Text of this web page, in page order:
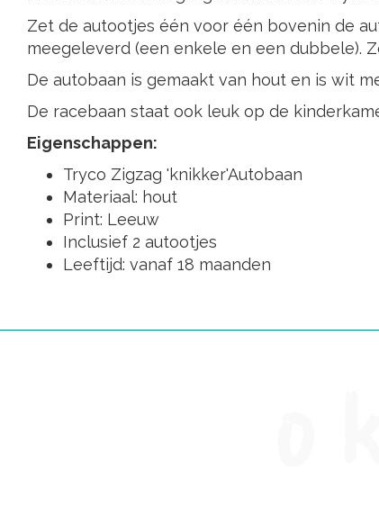
Zet de autootjes één voor één bovenin de
meegeleverd (een enkele en een dubbele).
De autobaan is gemaakt van hout en is wit
De racebaan staat ook leuk op de
Eigenschappen:
Tryco Zigzag 'knikker'Autobaan
Materiaal: hout
Print: Leeuw
Inclusief 2 autootjes
Leeftijd: vanaf 18 maanden